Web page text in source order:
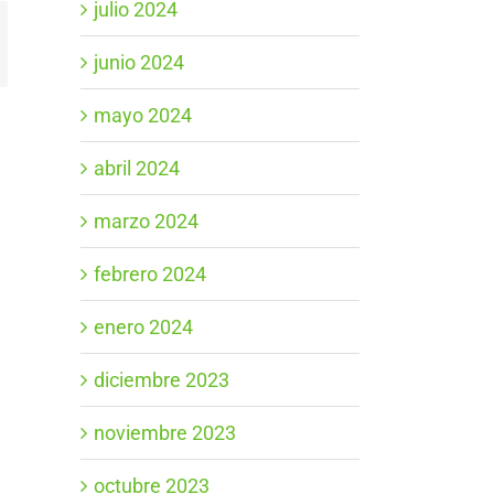
julio 2024
junio 2024
mayo 2024
abril 2024
marzo 2024
febrero 2024
enero 2024
diciembre 2023
noviembre 2023
octubre 2023